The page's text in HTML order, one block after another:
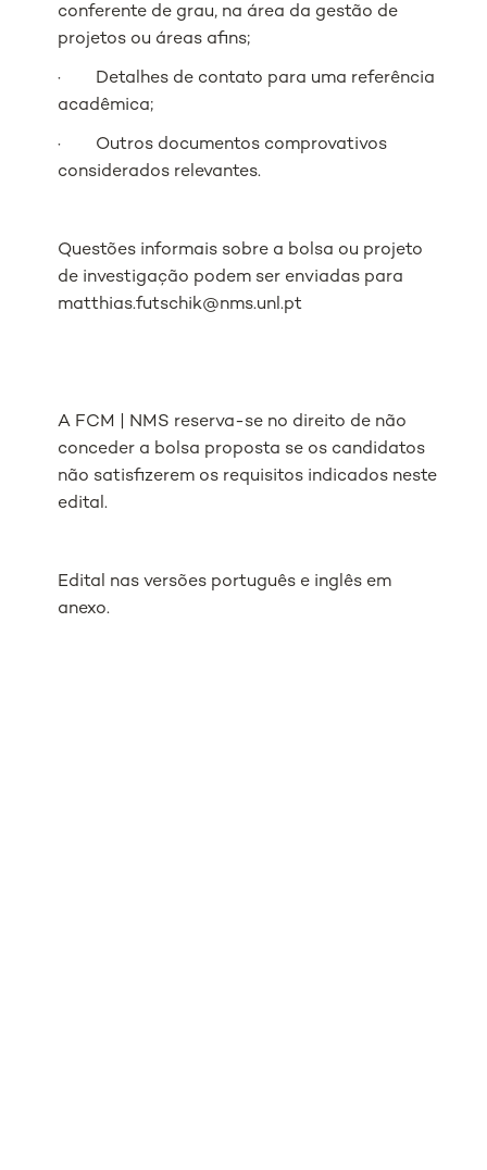
conferente de grau, na área da gestão de
projetos ou áreas afins;
· Detalhes de contato para uma referência
acadêmica;
· Outros documentos comprovativos
considerados relevantes.
Questões informais sobre a bolsa ou projeto
de investigação podem ser enviadas para
matthias.futschik@nms.unl.pt
A FCM | NMS reserva-se no direito de não
conceder a bolsa proposta se os candidatos
não satisfizerem os requisitos indicados neste
edital.
Edital nas versões português e inglês em
anexo.